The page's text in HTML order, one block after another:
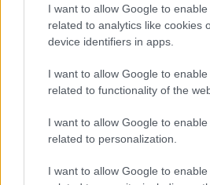
I want to allow Google to
related to analytics like cookies
device identifiers in apps.
I want to allow Google to
related to functionality of the
I want to allow Google to
related to personalization.
I want to allow Google to
Συναγερμός στο
παιδί μετά από
Στιγμές αγωνίας για
Μελισσανίδη -
έπιασε φωτιά το
Νέα Ιωνία: Συνελήφθη
μαχαίρωσε τον
Απίστευτη υπόθεση